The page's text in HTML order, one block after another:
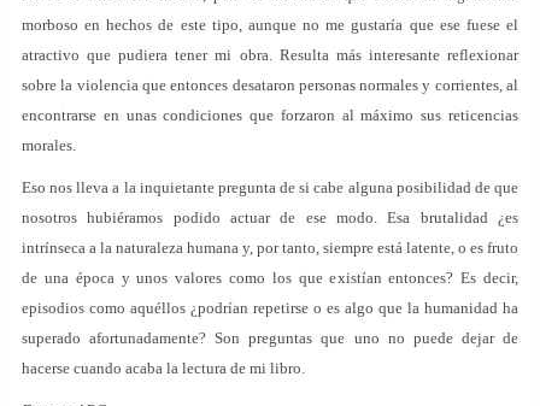
morboso en hechos de este tipo, aunque no me gustaría que ese fuese el
atractivo que pudiera tener mi obra. Resulta más interesante reflexionar
sobre la violencia que entonces desataron personas normales y corrientes, al
encontrarse en unas condiciones que forzaron al máximo sus reticencias
morales.
Eso nos lleva a la inquietante pregunta de si cabe alguna posibilidad de que
nosotros hubiéramos podido actuar de ese modo. Esa brutalidad ¿es
intrínseca a la naturaleza humana y, por tanto, siempre está latente, o es fruto
de una época y unos valores como los que existían entonces? Es decir,
episodios como aquéllos ¿podrían repetirse o es algo que la humanidad ha
superado afortunadamente? Son preguntas que uno no puede dejar de
hacerse cuando acaba la lectura de mi libro.